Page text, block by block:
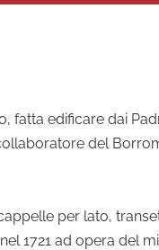
fatta edificare dai
del
per lato,
ad opera del